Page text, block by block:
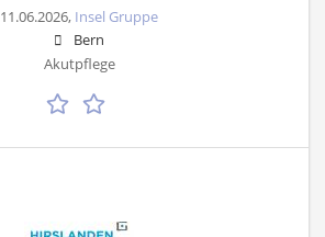
11.06.2026, Insel Gruppe
Bern
Akutpflege